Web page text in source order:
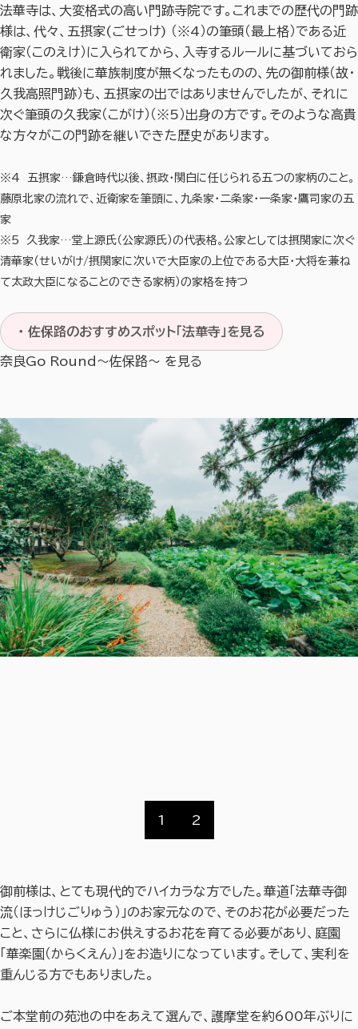
法華寺は、大変格式の高い門跡寺院です。これまでの歴代の門跡
様は、代々、五摂家(ごせっけ) （※4）の筆頭（最上格）である近
衛家（このえけ）に入られてから、入寺するルールに基づいておら
れました。戦後に華族制度が無くなったものの、先の御前様（故・
久我高照門跡）も、五摂家の出ではありませんでしたが、それに
次ぐ筆頭の久我家（こがけ）（※5）出身の方です。そのような高貴
な方々がこの門跡を継いできた歴史があります。
※4 五摂家…鎌倉時代以後、摂政・関白に任じられる五つの家柄のこと。
藤原北家の流れで、近衛家を筆頭に、九条家・二条家・一条家・鷹司家の五
家
※5 久我家…堂上源氏（公家源氏）の代表格。公家としては摂関家に次ぐ
清華家（せいがけ/摂関家に次いで大臣家の上位である大臣・大将を兼ね
て太政大臣になることのできる家柄）の家格を持つ
・ 佐保路のおすすめスポット「法華寺」を見る
奈良Go Round～佐保路～ を見る
1 2
御前様は、とても現代的でハイカラな方でした。華道「法華寺御
流（ほっけじごりゅう）」のお家元なので、そのお花が必要だった
こと、さらに仏様にお供えするお花を育てる必要があり、庭園
「華楽園（からくえん）」をお造りになっています。そして、実利を
重んじる方でもありました。
ご本堂前の苑池の中をあえて選んで、護摩堂を約600年ぶりに